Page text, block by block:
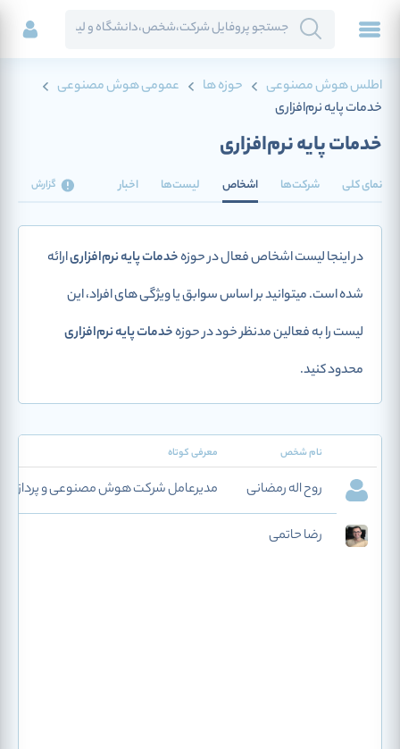
اطلس هوش مصنوعی حوزه ها
عمومی هوش مصنوعی
خدمات پایه نرم‌افزاری
خدمات پایه نرم‌افزاری
نمای کلی شرکت‌ها اشخاص لیست‌ها اخبار گزارش
در اینجا لیست اشخاص فعال در حوزهخدمات پایه نرم‌افزاریارائه
شده است. میتوانید بر اساس سوابق یا ویژگی های افراد، این
لیست را به فعالین مدنظر خود در حوزهخدمات پایه نرم‌افزاری
محدود کنید.
نام شخص معرفی کوتاه
روح اله رمضانی مدیرعامل شرکت هوش مصنوعی و پردازش
رضا حاتمی